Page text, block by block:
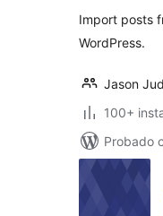
Import posts
WordPress.
Jason
100+
Probado